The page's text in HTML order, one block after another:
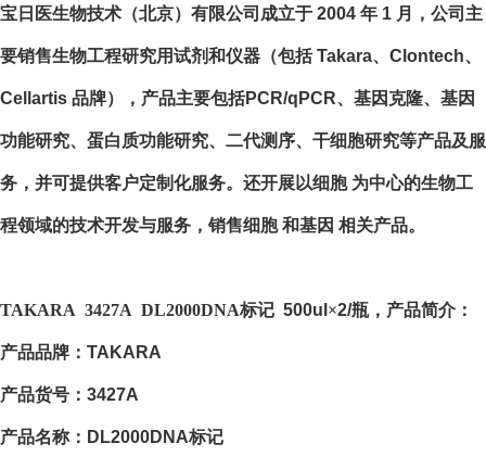
宝日医生物技术（北京）有限公司成立于 2004 年 1 月，公司主
要销售生物工程研究用试剂和仪器（包括Takara、 Clontech、
Cellartis 品牌），产品主要包括PCR/qPCR、基因克隆、基因
功能研究、蛋白质功能研究、二代测序、干细胞研究等产品及服
务，并可提供客户定制化服务。还开展以细胞 为中心的生物工
程领域的技术开发与服务，销售细胞 和基因 相关产品。
TAKARA 3427A DL2000DNA标记 500ul ×2/瓶，产品简介：
产品品牌： TAKARA
产品货号： 3427A
产品名称： DL2000DNA标记